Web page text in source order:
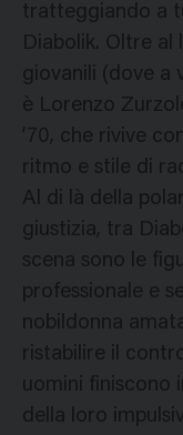
tratteggiando a
Diabolik. Oltre al
giovanili (dove a
è Lorenzo
’70, che rivive
ritmo e stile di
Al di là della
giustizia, tra
scena sono le
professionale e
nobildonna
ristabilire il
uomini finiscono
della loro